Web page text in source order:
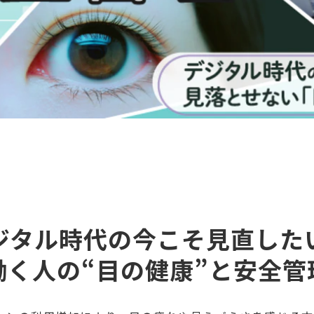
タル時代の今こそ見直した
く人の“目の健康”と安全管